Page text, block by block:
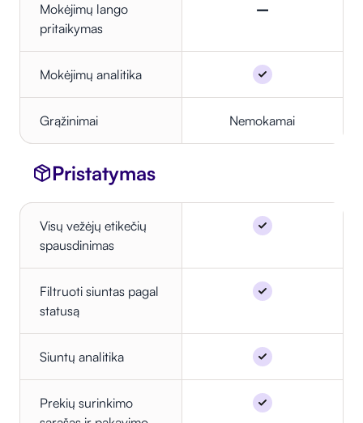
Mokėjimų lango
pritaikymas
–
Mokėjimų analitika
Grąžinimai Nemokamai
Pristatymas
Visų vežėjų etikečių
spausdinimas
Filtruoti siuntas pagal
statusą
Siuntų analitika
Prekių surinkimo